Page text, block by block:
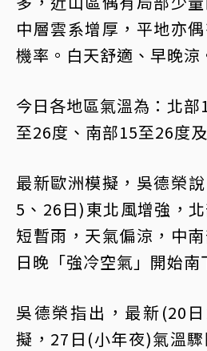
中層雲系增厚，平地亦
機率。白天舒適、早晚涼
今日各地區氣溫為：北
至26度、南部15至26度
最新歐洲模擬，吳德榮
5、26日)東北風增強，
短暫雨，天氣偏涼，中
日晚「強冷空氣」開始南
吳德榮指出，最新(20
擬，27日(小年夜)氣溫